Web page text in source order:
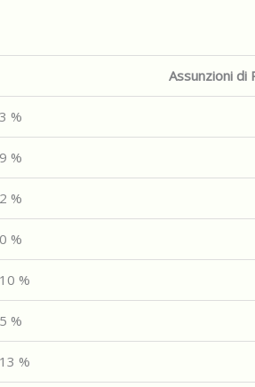
Assunzioni di
3 %
9 %
2 %
0 %
10 %
5 %
13 %